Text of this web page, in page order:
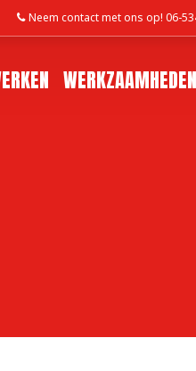
Neem contact met ons op! 06-
WERKZAAMHEDEN